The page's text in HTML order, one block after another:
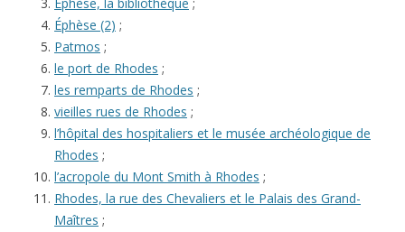
Éphèse (2) ;
Patmos ;
le port de Rhodes ;
les remparts de Rhodes ;
vieilles rues de Rhodes ;
l’hôpital des hospitaliers et le musée archéologique de
Rhodes ;
l’acropole du Mont Smith à Rhodes ;
Rhodes, la rue des Chevaliers et le Palais des Grand-
Maîtres ;